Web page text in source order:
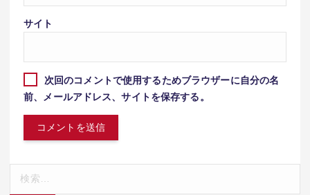
サイト
次回のコメントで使用するためブラウザーに自分の名
前、メールアドレス、サイトを保存する。